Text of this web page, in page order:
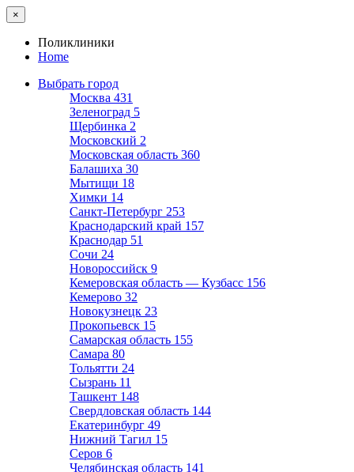
×
Поликлиники
Home
Выбрать город
Москва 431
Зеленоград 5
Щербинка 2
Московский 2
Московская область 360
Балашиха 30
Мытищи 18
Химки 14
Санкт-Петербург 253
Краснодарский край 157
Краснодар 51
Сочи 24
Новороссийск 9
Кемеровская область — Кузбасс 156
Кемерово 32
Новокузнецк 23
Прокопьевск 15
Самарская область 155
Самара 80
Тольятти 24
Сызрань 11
Ташкент 148
Свердловская область 144
Екатеринбург 49
Нижний Тагил 15
Серов 6
Челябинская область 141